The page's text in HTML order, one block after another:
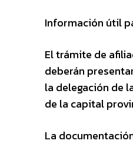
Información útil
El trámite de
deberán
la delegación de
de la capital
La